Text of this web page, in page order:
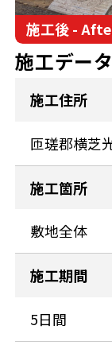
施工後 -
施工データ
施工住所
匝瑳郡横芝
施工箇所
敷地全体
施工期間
5日間